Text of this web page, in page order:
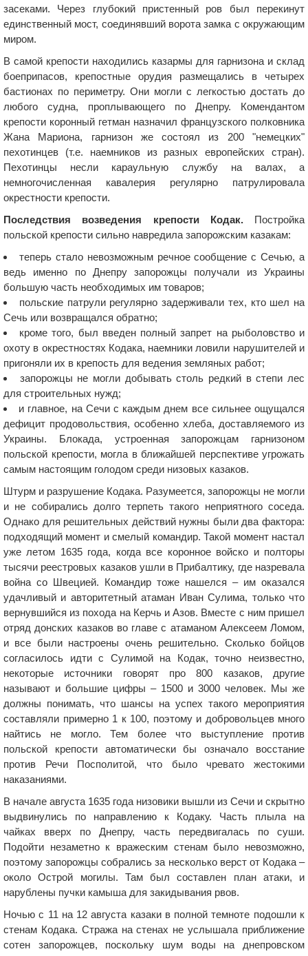
засеками. Через глубокий пристенный ров был перекинут
единственный мост, соединявший ворота замка с окружающим
миром.
В самой крепости находились казармы для гарнизона и склад
боеприпасов, крепостные орудия размещались в четырех
бастионах по периметру. Они могли с легкостью достать до
любого судна, проплывающего по Днепру. Комендантом
крепости коронный гетман назначил французского полковника
Жана Мариона, гарнизон же состоял из 200 "немецких"
пехотинцев (т.е. наемников из разных европейских стран).
Пехотинцы несли караульную службу на валах, а
немногочисленная кавалерия регулярно патрулировала
окрестности крепости.
Последствия возведения крепости Кодак.Постройка
польской крепости сильно навредила запорожским казакам:
теперь стало невозможным речное сообщение с Сечью, а
ведь именно по Днепру запорожцы получали из Украины
большую часть необходимых им товаров;
польские патрули регулярно задерживали тех, кто шел на
Сечь или возвращался обратно;
кроме того, был введен полный запрет на рыболовство и
охоту в окрестностях Кодака, наемники ловили нарушителей и
пригоняли их в крепость для ведения земляных работ;
запорожцы не могли добывать столь редкий в степи лес
для строительных нужд;
и главное, на Сечи с каждым днем все сильнее ощущался
дефицит продовольствия, особенно хлеба, доставляемого из
Украины. Блокада, устроенная запорожцам гарнизоном
польской крепости, могла в ближайшей перспективе угрожать
самым настоящим голодом среди низовых казаков.
Штурм и разрушение Кодака. Разумеется, запорожцы не могли
и не собирались долго терпеть такого неприятного соседа.
Однако для решительных действий нужны были два фактора:
подходящий момент и смелый командир. Такой момент настал
уже летом 1635 года, когда все коронное войско и полторы
тысячи реестровых казаков ушли в Прибалтику, где назревала
война со Швецией. Командир тоже нашелся – им оказался
удачливый и авторитетный атаман Иван Сулима, только что
вернувшийся из похода на Керчь и Азов. Вместе с ним пришел
отряд донских казаков во главе с атаманом Алексеем Ломом,
и все были настроены очень решительно. Сколько бойцов
согласилось идти с Сулимой на Кодак, точно неизвестно,
некоторые источники говорят про 800 казаков, другие
называют и большие цифры – 1500 и 3000 человек. Мы же
должны понимать, что шансы на успех такого мероприятия
составляли примерно 1 к 100, поэтому и добровольцев много
найтись не могло. Тем более что выступление против
польской крепости автоматически бы означало восстание
против Речи Посполитой, что было чревато жестокими
наказаниями.
В начале августа 1635 года низовики вышли из Сечи и скрытно
выдвинулись по направлению к Кодаку. Часть плыла на
чайках вверх по Днепру, часть передвигалась по суши.
Подойти незаметно к вражеским стенам было невозможно,
поэтому запорожцы собрались за несколько верст от Кодака –
около Острой могилы. Там был составлен план атаки, и
нарублены пучки камыша для закидывания рвов.
Ночью с 11 на 12 августа казаки в полной темноте подошли к
стенам Кодака. Стража на стенах не услышала приближение
сотен запорожцев, поскольку шум воды на днепровском